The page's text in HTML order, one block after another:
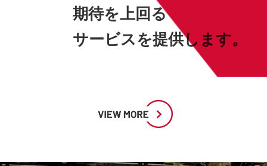
期待を上回る
サービスを提供します。